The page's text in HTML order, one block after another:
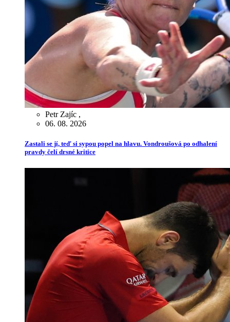
Petr Zajíc ,
06. 08. 2026
Zastali se jí, teď si sypou popel na hlavu. Vondroušová po odhalení
pravdy čelí drsné kritice